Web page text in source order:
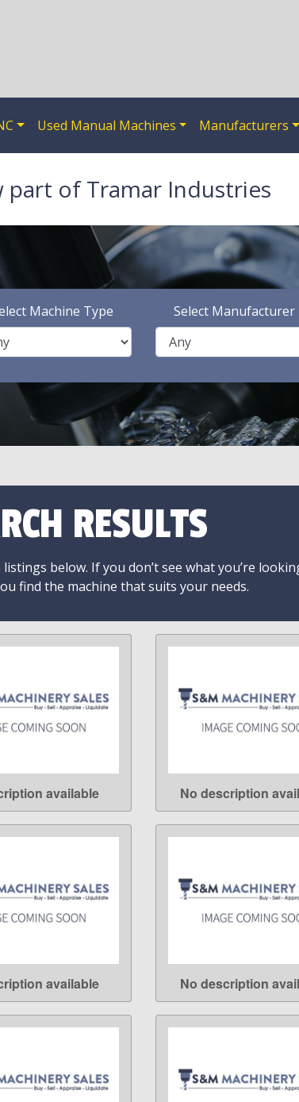
Used Manual Machines Manufacturers
part of Tramar Industries
Machine Type Select Manufacturer
RESULTS
listings below. If you don’t see what you’re
find the machine that suits your needs.
MORE
available LEARN MORE
No description
MORE
available LEARN MORE
No description